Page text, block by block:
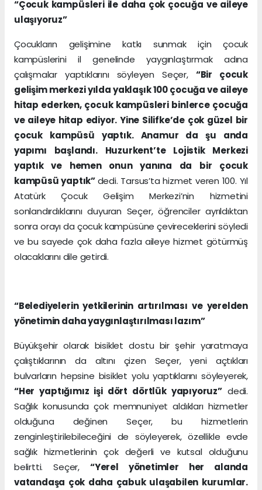
“Çocuk kampüsleri ile daha çok çocuğa ve aileye
ulaşıyoruz”
Çocukların gelişimine katkı sunmak için çocuk
kampüslerini il genelinde yaygınlaştırmak adına
çalışmalar yaptıklarını söyleyen Seçer, “Bir çocuk
gelişim merkezi yılda yaklaşık 100 çocuğa ve aileye
hitap ederken, çocuk kampüsleri binlerce çocuğa
ve aileye hitap ediyor. Yine Silifke’de çok güzel bir
çocuk kampüsü yaptık. Anamur da şu anda
yapımı başlandı. Huzurkent’te Lojistik Merkezi
yaptık ve hemen onun yanına da bir çocuk
kampüsü yaptık”dedi. Tarsus’ta hizmet veren 100. Yıl
Atatürk Çocuk Gelişim Merkezi’nin hizmetini
sonlandırdıklarını duyuran Seçer, öğrenciler ayrıldıktan
sonra orayı da çocuk kampüsüne çevireceklerini söyledi
ve bu sayede çok daha fazla aileye hizmet götürmüş
olacaklarını dile getirdi.
“Belediyelerin yetkilerinin artırılması ve yerelden
yönetimin daha yaygınlaştırılması lazım”
Büyükşehir olarak bisiklet dostu bir şehir yaratmaya
çalıştıklarının da altını çizen Seçer, yeni açtıkları
bulvarların hepsine bisiklet yolu yaptıklarını söyleyerek,
“Her yaptığımız işi dört dörtlük yapıyoruz”dedi.
Sağlık konusunda çok memnuniyet aldıkları hizmetler
olduğuna değinen Seçer, bu hizmetlerin
zenginleştirilebileceğini de söyleyerek, özellikle evde
sağlık hizmetlerinin çok değerli ve kutsal olduğunu
belirtti. Seçer, “Yerel yönetimler her alanda
vatandaşa çok daha çabuk ulaşabilen kurumlar.